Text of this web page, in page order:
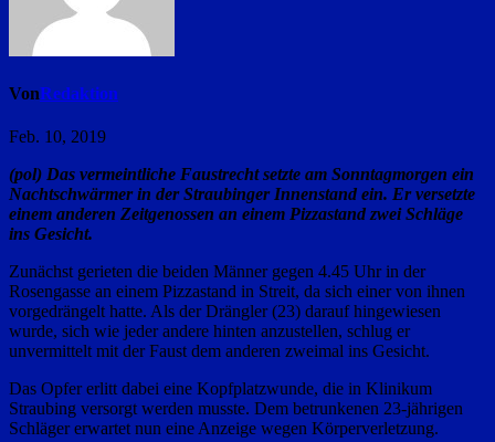
VonRedaktion
Feb. 10, 2019
(pol) Das vermeintliche Faustrecht setzte am Sonntagmorgen ein
Nachtschwärmer in der Straubinger Innenstand ein. Er versetzte
einem anderen Zeitgenossen an einem Pizzastand zwei Schläge
ins Gesicht.
Zunächst gerieten die beiden Männer gegen 4.45 Uhr in der
Rosengasse an einem Pizzastand in Streit, da sich einer von ihnen
vorgedrängelt hatte. Als der Drängler (23) darauf hingewiesen
wurde, sich wie jeder andere hinten anzustellen, schlug er
unvermittelt mit der Faust dem anderen zweimal ins Gesicht.
Das Opfer erlitt dabei eine Kopfplatzwunde, die in Klinikum
Straubing versorgt werden musste. Dem betrunkenen 23-jährigen
Schläger erwartet nun eine Anzeige wegen Körperverletzung.